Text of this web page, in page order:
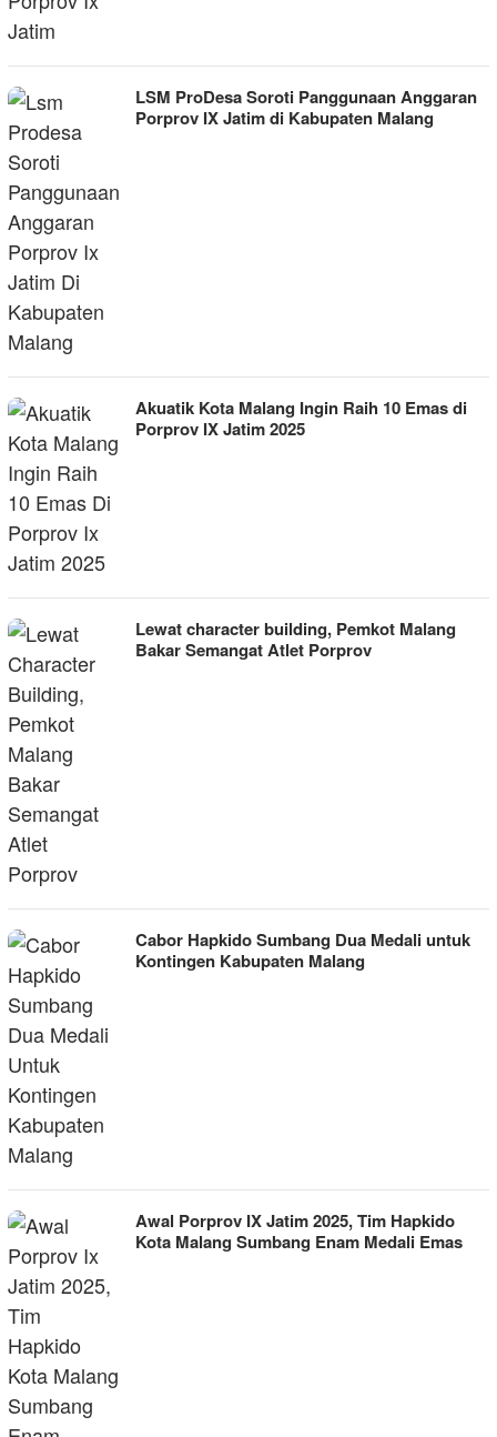
LSM ProDesa Soroti Panggunaan Anggaran
Porprov IX Jatim di Kabupaten Malang
Akuatik Kota Malang Ingin Raih 10 Emas di
Porprov IX Jatim 2025
Lewat character building, Pemkot Malang
Bakar Semangat Atlet Porprov
Cabor Hapkido Sumbang Dua Medali untuk
Kontingen Kabupaten Malang
Awal Porprov IX Jatim 2025, Tim Hapkido
Kota Malang Sumbang Enam Medali Emas